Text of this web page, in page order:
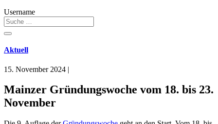
Username
Aktuell
15. November 2024 |
Mainzer Gründungswoche vom 18. bis 23.
November